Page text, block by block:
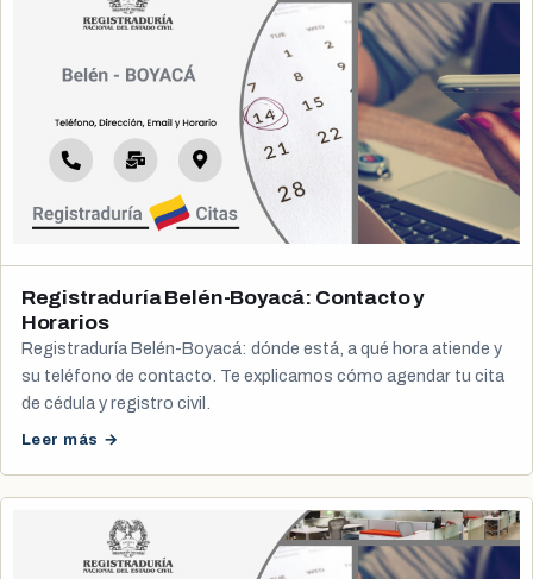
Registraduría Belén-Boyacá: Contacto y
Horarios
Registraduría Belén-Boyacá: dónde está, a qué hora atiende y
su teléfono de contacto. Te explicamos cómo agendar tu cita
de cédula y registro civil.
Leer más →